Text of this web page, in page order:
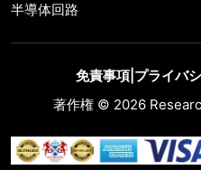
半導体回路
免責事項 プライバ
著作権 © 2026